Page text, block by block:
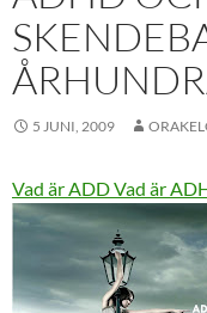
5 JUNI, 2009
Vad är ADDVad är